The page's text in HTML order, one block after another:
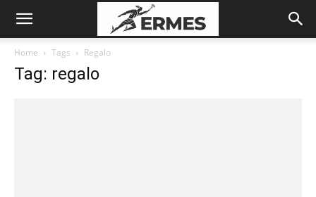
Home Tags Regalo
Tag: regalo